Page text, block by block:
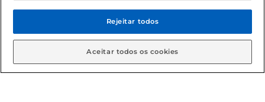
© 2026 Copyright. Todos os direitos
reservados Gbarbosa.
Rejeitar todos
Aceitar todos os cookies